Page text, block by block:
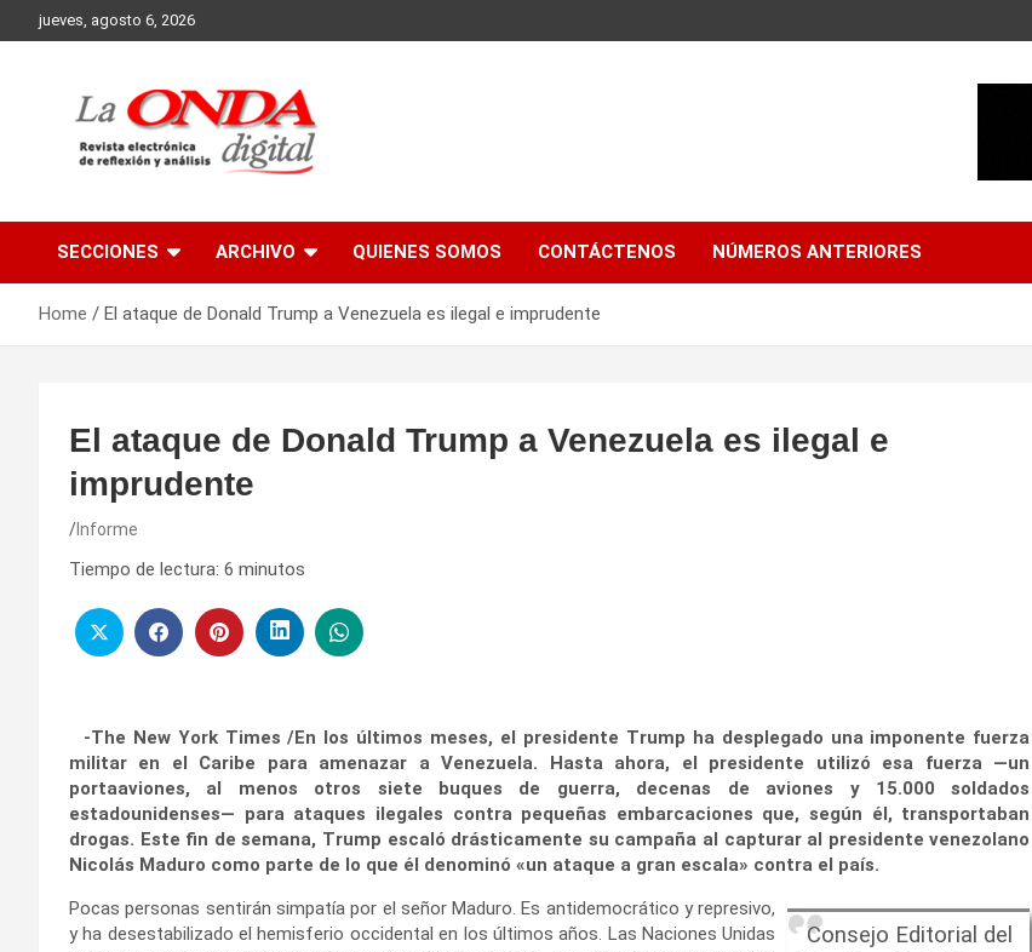
to
jueves, agosto 6, 2026
SECCIONES ARCHIVO QUIENES SOMOS CONTÁCTENOS NÚMEROS ANTERIORES
Home El ataque de Donald Trump a Venezuela es ilegal e imprudente
El ataque de Donald Trump a Venezuela es ilegal e
imprudente
Informe
Tiempo de lectura: 6 minutos
-The New York Times /En los últimos meses, el presidente Trump ha desplegado una imponente fuerza
militar en el Caribe para amenazar a Venezuela. Hasta ahora, el presidente utilizó esa fuerza —un
portaaviones, al menos otros siete buques de guerra, decenas de aviones y 15.000 soldados
estadounidenses— para ataques ilegales contra pequeñas embarcaciones que, según él, transportaban
drogas. Este fin de semana, Trump escaló drásticamente su campaña al capturar al presidente venezolano
Nicolás Maduro como parte de lo que él denominó «un ataque a gran escala» contra el país.
Consejo Editorial del
Pocas personas sentirán simpatía por el señor Maduro. Es antidemocrático y represivo,
y ha desestabilizado el hemisferio occidental en los últimos años. Las Naciones Unidas